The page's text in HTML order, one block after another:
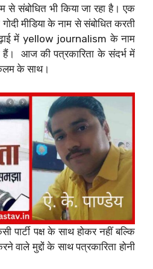
से संबोधित भी किया जा रहा है। एक
मीडिया के नाम से संबोधित करती
में yellow journalism के नाम
हैं। ‌ आज की पत्रकारिता के संदर्भ में
के साथ।
पार्टी पक्ष के साथ होकर नहीं बल्कि
वाले मुद्दों के साथ पत्रकारिता होनी